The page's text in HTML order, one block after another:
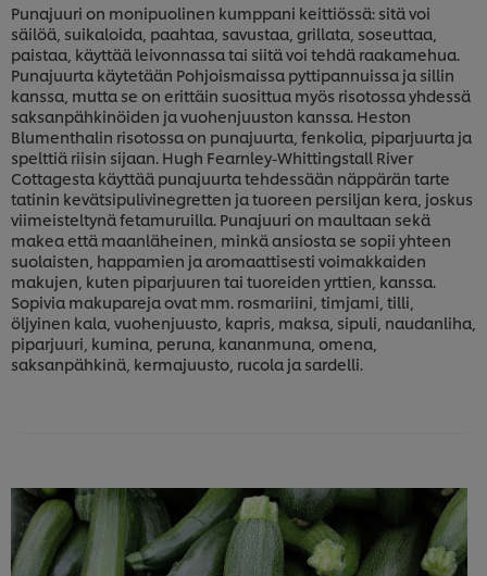
Punajuuri on monipuolinen kumppani keittiössä: sitä voi
säilöä, suikaloida, paahtaa, savustaa, grillata, soseuttaa,
paistaa, käyttää leivonnassa tai siitä voi tehdä raakamehua.
Punajuurta käytetään Pohjoismaissa pyttipannuissa ja sillin
kanssa, mutta se on erittäin suosittua myös risotossa yhdessä
saksanpähkinöiden ja vuohenjuuston kanssa. Heston
Blumenthalin risotossa on punajuurta, fenkolia, piparjuurta ja
spelttiä riisin sijaan. Hugh Fearnley-Whittingstall River
Cottagesta käyttää punajuurta tehdessään näppärän tarte
tatinin kevätsipulivinegretten ja tuoreen persiljan kera, joskus
viimeisteltynä fetamuruilla. Punajuuri on maultaan sekä
makea että maanläheinen, minkä ansiosta se sopii yhteen
suolaisten, happamien ja aromaattisesti voimakkaiden
makujen, kuten piparjuuren tai tuoreiden yrttien, kanssa.
Sopivia makupareja ovat mm. rosmariini, timjami, tilli,
öljyinen kala, vuohenjuusto, kapris, maksa, sipuli, naudanliha,
piparjuuri, kumina, peruna, kananmuna, omena,
saksanpähkinä, kermajuusto, rucola ja sardelli.